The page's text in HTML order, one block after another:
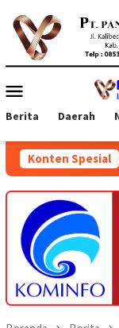
konten
Mobile
Berita Daerah
Konten Spesial
Tradisi